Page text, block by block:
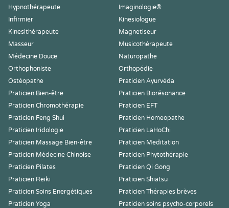
Hypnothérapeute
Imaginologie®
Infirmier
Kinesiologue
Kinesithérapeute
Magnetiseur
Masseur
Musicothérapeute
Médecine Douce
Naturopathe
Orthophoniste
Orthopédie
Ostéopathe
Praticien Ayurvéda
Praticien Bien-être
Praticien Biorésonance
Praticien Chromothérapie
Praticien EFT
Praticien Feng Shui
Praticien Homeopathe
Praticien Iridologie
Praticien LaHoChi
Praticien Massage Bien-être
Praticien Meditation
Praticien Médecine Chinoise
Praticien Phytothérapie
Praticien Pilates
Praticien Qi Gong
Praticien Reiki
Praticien Shiatsu
Praticien Soins Energétiques
Praticien Thérapies brèves
Praticien Yoga
Praticien soins psycho-corporels